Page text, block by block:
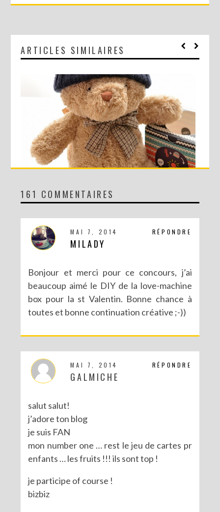
ARTICLES SIMILAIRES
CONCOURS AVEC SERGENT MAJOR
161 COMMENTAIRES
RÉPONDRE
MAI 7, 2014
MILADY
Bonjour et merci pour ce concours, j’ai
beaucoup aimé le DIY de la love-machine
box pour la st Valentin. Bonne chance à
toutes et bonne continuation créative ;-))
RÉPONDRE
MAI 7, 2014
GALMICHE
salut salut!
j’adore ton blog
je suis FAN
mon number one … rest le jeu de cartes pr
enfants … les fruits !!! ils sont top !
je participe of course !
bizbiz